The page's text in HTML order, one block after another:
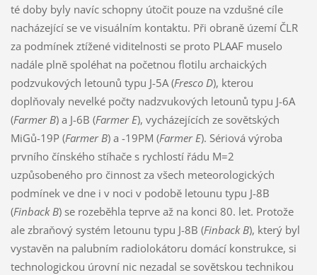
té doby byly navíc schopny útočit pouze na vzdušné cíle
nacházející se ve visuálním kontaktu. Při obraně území ČLR
za podmínek ztížené viditelnosti se proto PLAAF muselo
nadále plně spoléhat na početnou flotilu archaických
podzvukových letounů typu J-5A (Fresco D), kterou
doplňovaly nevelké počty nadzvukových letounů typu J-6A
(Farmer B) a J-6B (Farmer E), vycházejících ze sovětských
MiGů-19P (Farmer B) a -19PM (Farmer E). Sériová výroba
prvního čínského stíhače s rychlostí řádu M=2
uzpůsobeného pro činnost za všech meteorologických
podmínek ve dne i v noci v podobě letounu typu J-8B
(Finback B) se rozeběhla teprve až na konci 80. let. Protože
ale zbraňový systém letounu typu J-8B (Finback B), který byl
vystavěn na palubním radiolokátoru domácí konstrukce, si
technologickou úrovní nic nezadal se sovětskou technikou